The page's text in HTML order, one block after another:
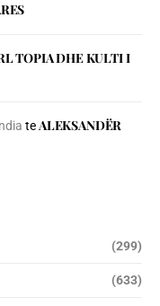
TOPIA DHE KULTI I
teALEKSANDËR
(299)
(633)